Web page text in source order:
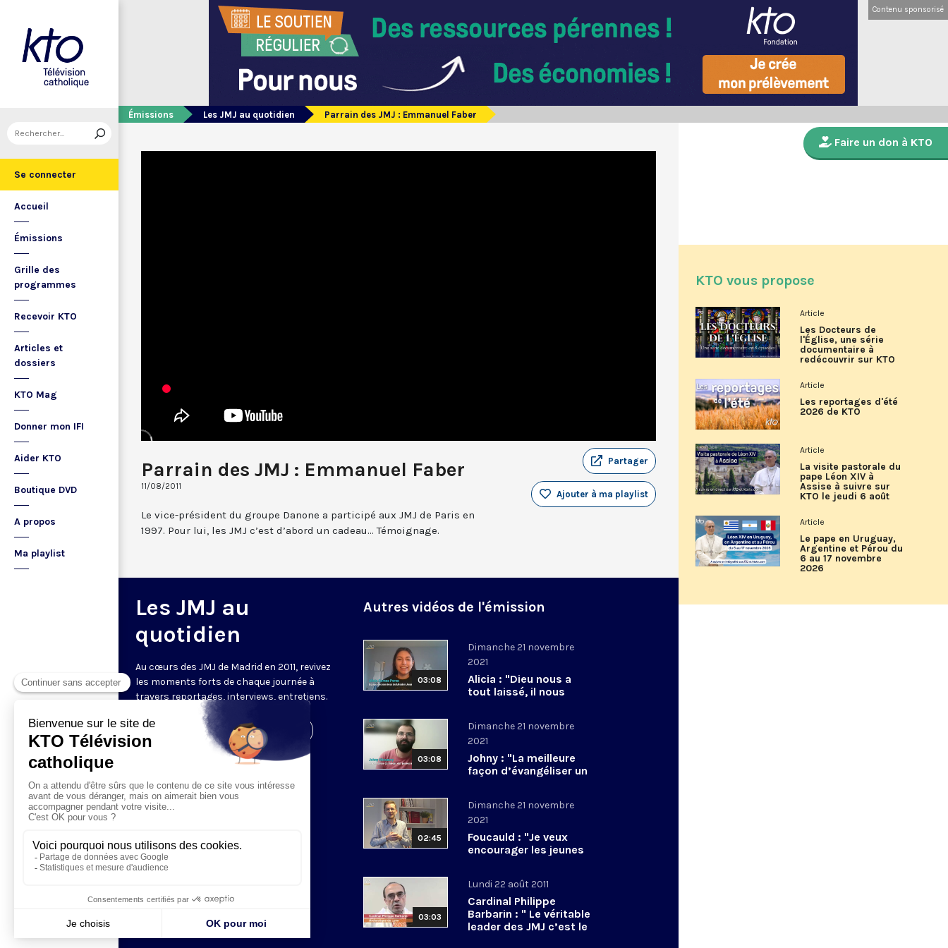
Se connecter
Accueil
Émissions
Grille des
programmes
Recevoir KTO
Articles et
dossiers
KTO Mag
Donner mon IFI
Aider KTO
Boutique DVD
A propos
Ma playlist
Contenu sponsorisé
Émissions Les JMJ au quotidien Parrain des JMJ : Emmanuel Faber
Parrain des JMJ : Emmanuel Faber
11/08/2011
Partager
Ajouter à ma playlist
Le vice-président du groupe Danone a participé aux JMJ de Paris en
1997. Pour lui, les JMJ c’est d’abord un cadeau... Témoignage.
Les JMJ au
quotidien
Au cœurs des JMJ de Madrid en 2011, revivez
les moments forts de chaque journée à
travers reportages, interviews,entretiens.
Visiter la page de l'émission
Autres vidéos de l'émission
03:08
Dimanche 21 novembre
2021
Alicia : "Dieu nous a
tout laissé, il nous
Nouvelle"
03:08
Dimanche 21 novembre
2021
Johny : "La meilleure
façon d’évangéliser un
02:45
Dimanche 21 novembre
2021
Foucauld : "Je veux
encourager les jeunes
03:03
Lundi 22 août 2011
Cardinal Philippe
Barbarin : " Le véritable
leader des JMJ c’est le
Faire un don à KTO
KTO vous propose
Article
Les Docteurs de
l'Église, une série
documentaire à
redécouvrir sur KTO
Article
Les reportages d'été
2026 de KTO
Article
La visite pastorale du
pape Léon XIV à
Assise à suivre sur
KTO le jeudi 6 août
Article
Le pape en Uruguay,
Argentine et Pérou du
6 au 17 novembre
2026